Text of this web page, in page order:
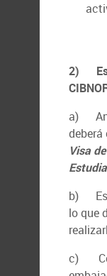
2)
a)
Visa
b)
lo que
c)